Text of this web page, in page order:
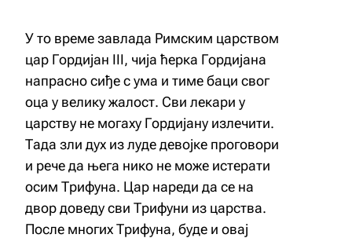
У то време завлада Римским царством
цар Гордијан III, чија ћерка Гордијана
напрасно сиђе с ума и тиме баци свог
оца у велику жалост. Сви лекари у
царству не могаху Гордијану излечити.
Тада зли дух из луде девојке проговори
и рече да њега нико не може истерати
осим Трифуна. Цар нареди да се на
двор доведу сви Трифуни из царства.
После многих Трифуна, буде и овај